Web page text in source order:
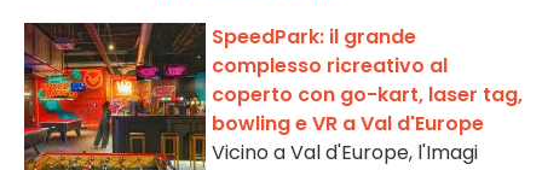
SpeedPark: il grande
complesso ricreativo al
coperto con go-kart, laser tag,
bowling e VR a Val d'Europe
Vicino a Val d'Europe, l'Imagi